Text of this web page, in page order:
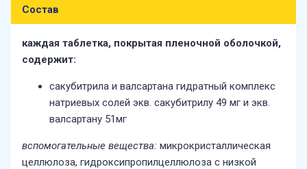
Состав
каждая таблетка, покрытая пленочной оболочкой,
содержит:
сакубитрила и валсартана гидратный комплекс
натриевых солей экв. сакубитрилу 49 мг и экв.
валсартану 51мг
вспомогательные вещества: микрокристаллическая
целлюлоза, гидроксипропилцеллюлоза с низкой